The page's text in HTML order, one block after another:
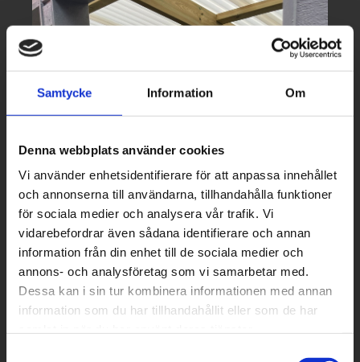
Samtycke Information Om
Denna webbplats använder cookies
Vi använder enhetsidentifierare för att anpassa innehållet
och annonserna till användarna, tillhandahålla funktioner
för sociala medier och analysera vår trafik. Vi
vidarebefordrar även sådana identifierare och annan
information från din enhet till de sociala medier och
annons- och analysföretag som vi samarbetar med.
Dessa kan i sin tur kombinera informationen med annan
information som du har tillhandahållit eller som de har